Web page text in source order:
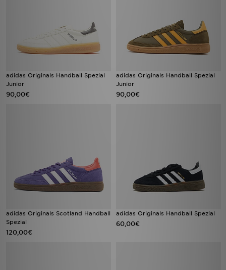
adidas Originals Handball Spezial
Junior
90,00€
adidas Originals Handball Spezial
Junior
90,00€
adidas Originals Scotland Handball
Spezial
120,00€
adidas Originals Handball Spezial
60,00€